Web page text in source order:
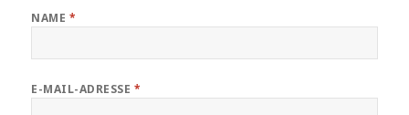
NAME *
E-MAIL-ADRESSE *